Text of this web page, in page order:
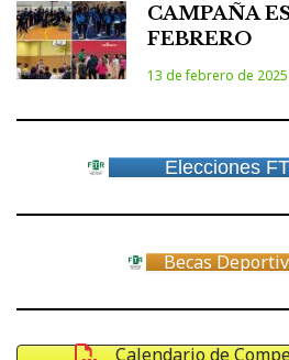
CAMPAÑA
FEBRERO
13 de febrero de 2025
Elecciones
Becas
Calendario de